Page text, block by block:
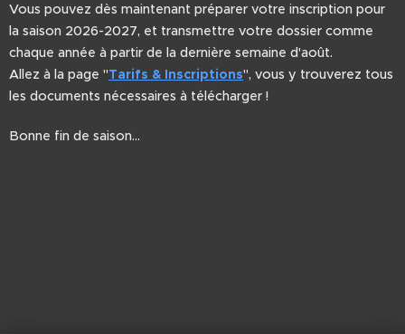
Vous pouvez dès maintenant préparer votre inscription pour
la saison 2026-2027, et transmettre votre dossier comme
chaque année à partir de la dernière semaine d'août.
Allez à la page "Tarifs & Inscriptions", vous y trouverez tous
les documents nécessaires à télécharger !
Bonne fin de saison...